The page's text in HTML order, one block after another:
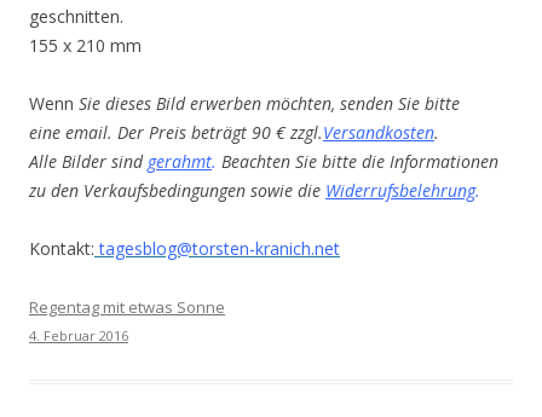
geschnitten.
155 x 210 mm
Wenn Sie dieses Bild erwerben möchten, senden Sie bitte
eine email. Der Preis beträgt 90 € zzgl.Versandkosten.
Alle Bilder sind gerahmt. Beachten Sie bitte die Informationen
zu den Verkaufsbedingungen sowie die Widerrufsbelehrung.
Kontakt: tagesblog@torsten-kranich.net
Regentag mit etwas Sonne
4. Februar 2016